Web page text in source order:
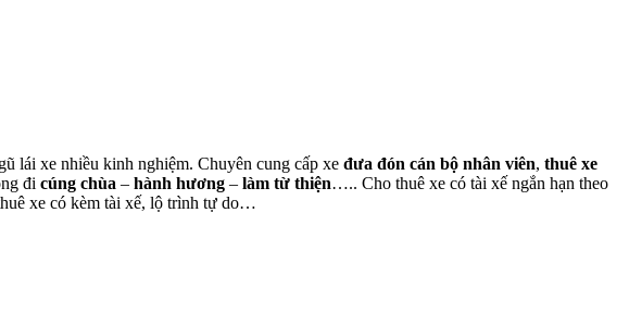
lái xe nhiều kinh nghiệm. Chuyên cung cấp xe đưa đón cán bộ nhân viên, thuê xe
đi cúng chùa – hành hương – làm từ thiện….. Cho thuê xe có tài xế ngắn hạn theo
xe có kèm tài xế, lộ trình tự do…